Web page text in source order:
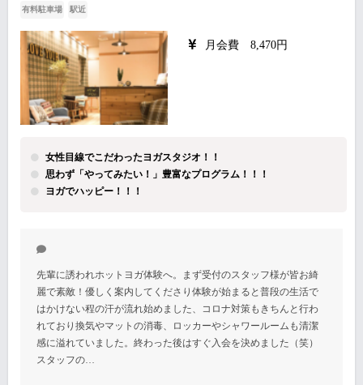
有料駐車場 駅近
月会費 8,470円
女性目線でこだわったヨガスタジオ！！
思わず「やってみたい！」豊富なプログラム！！！
ヨガでハッピー！！！
先輩に誘われホットヨガ体験へ。まず受付のスタッフ様が皆お綺
麗で素敵！優しく案内してくださり体験が始まると普段の生活で
はかけない程の汗が流れ始めました、コロナ対策もきちんと行わ
れており換気やマットの消毒、ロッカーやシャワールームも清潔
感に溢れていました。終わった後はすぐ入会を決めました（笑）
スタッフの…